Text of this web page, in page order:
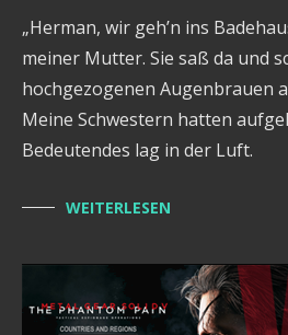
„Herman, wir geh’n ins
meiner Mutter. Sie saß da und
hochgezogenen Augenbrauen
Meine Schwestern hatten
Bedeutendes lag in der Luft.
WEITERLESEN